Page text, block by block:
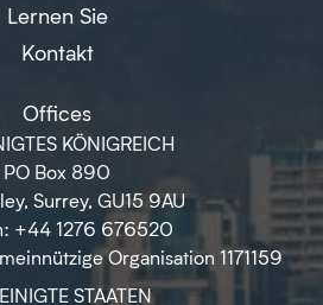
Lernen Sie
Kontakt
Offices
KÖNIGREICH
PO Box 890
Surrey, GU15 9AU
+44 1276 676520
Organisation 1171159
STAATEN